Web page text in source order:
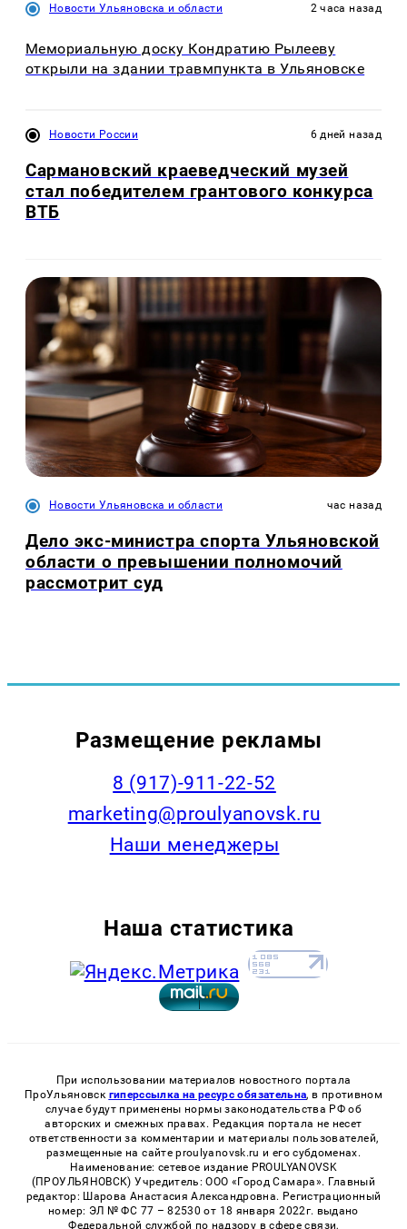
Новости Ульяновска и области 2 часа назад
Мемориальную доску Кондратию Рылееву
открыли на здании травмпункта в Ульяновске
Новости России 6 дней назад
Сармановский краеведческий музей
стал победителем грантового конкурса
ВТБ
Новости Ульяновска и области час назад
Дело экс-министра спорта Ульяновской
области о превышении полномочий
рассмотрит суд
Размещение рекламы
8 (917)-911-22-52
marketing@proulyanovsk.ru
Наши менеджеры
Наша статистика
При использовании материалов новостного портала
ПроУльяновск гиперссылка на ресурс обязательна, в противном
случае будут применены нормы законодательства РФ об
авторских и смежных правах. Редакция портала не несет
ответственности за комментарии и материалы пользователей,
размещенные на сайте proulyanovsk.ru и его субдоменах.
Наименование: сетевое издание PROULYANOVSK
(ПРОУЛЬЯНОВСК) Учредитель: ООО «Город Самара». Главный
редактор: Шарова Анастасия Александровна. Регистрационный
номер: ЭЛ № ФС 77 – 82530 от 18 января 2022г. выдано
Федеральной службой по надзору в сфере связи,